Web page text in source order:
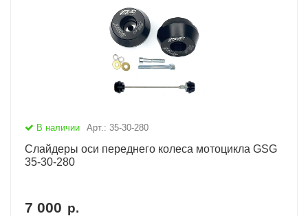
В наличии Арт.: 35-30-280
Слайдеры оси переднего колеса мотоцикла GSG
35-30-280
7 000 р.